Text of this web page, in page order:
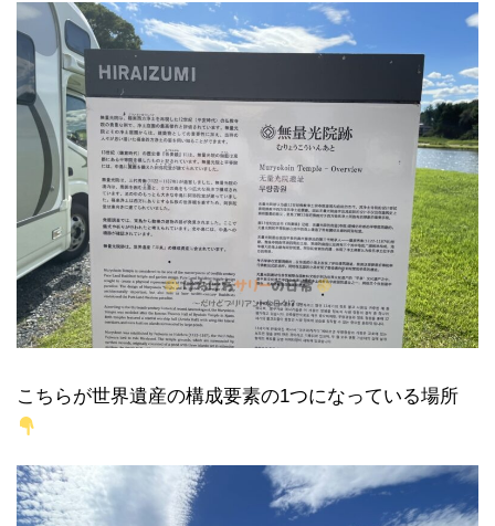
こちらが世界遺産の構成要素の1つになっている場所